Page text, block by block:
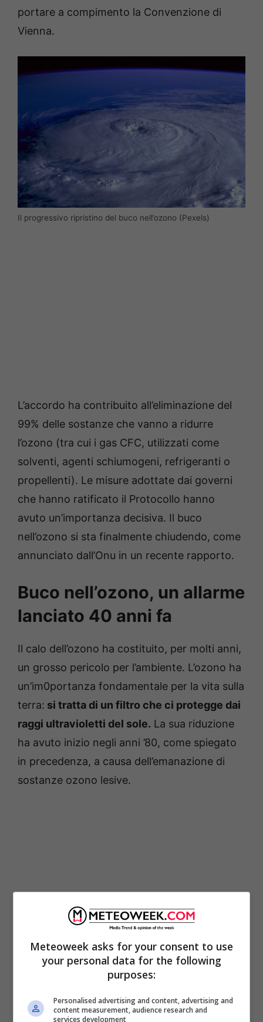
portare a compimento la Convenzione di
Vienna.
Il progressivo ripristino del buco nell’ozono (Pexels)
L’accordo ha contribuito all’eliminazione del
99% delle sostanze che vanno a ridurre
l’ozono (tra cui i gas CFC, utilizzati come
solventi, agenti schiumogeni, refrigeranti o
propellenti). Le misure adottate dai governi
che hanno ratificato il Protocollo hanno
avuto un’importanza decisiva. Il buco
nell’ozono si sta finalmente chiudendo, come
annunciato dall’Onu in un recente rapporto.
Buco nell’ozono, un allarme
lanciato 40 anni fa
Il calo dell’ozono ha costituito, per molti anni,
un grosso pericolo per l’ambiente. L’ozono ha
un’im0portanza fondamentale per la vita sulla
terra: si tratta di un filtro che ci protegge dai
raggi ultravioletti del sole. La sua riduzione
ha avuto inizio negli anni ’80, come spiegato
in precedenza, a causa dell’emanazione di
sostanze ozono lesive.
La Convenzione di Vienna del 1985 puntava
dell’ambiente dalle conseguenze negative
Meteoweek asks for your consent to use
your personal data for the following
purposes:
Personalised advertising and content, advertising and
content measurement, audience research and
services development